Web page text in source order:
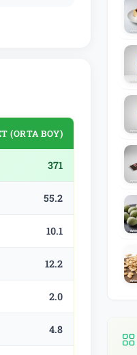
(ORTA BOY)
371
55.2
10.1
12.2
2.0
4.8